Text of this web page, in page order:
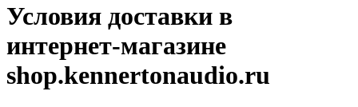
Условия доставки в
интернет-магазине
shop.kennertonaudio.ru